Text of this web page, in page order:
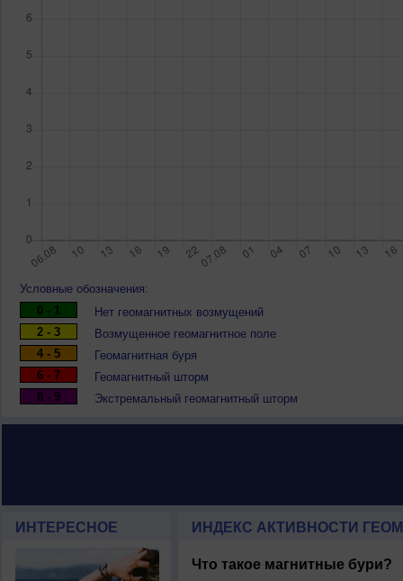
Условные обозначения:
0 - 1
Нет геомагнитных возмущений
2 - 3
Возмущенное геомагнитное поле
4 - 5
Геомагнитная буря
6 - 7
Геомагнитный шторм
8 - 9
Экстремальный геомагнитный шторм
ИНТЕРЕСНОЕ ИНДЕКС АКТИВНОСТИ
Что такое магнитные бури?